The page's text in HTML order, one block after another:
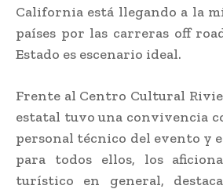
California está llegando a la
países por las carreras off
Estado es escenario ideal.
Frente al Centro Cultural
estatal tuvo una convivencia
personal técnico del evento y
para todos ellos, los
turístico en general,